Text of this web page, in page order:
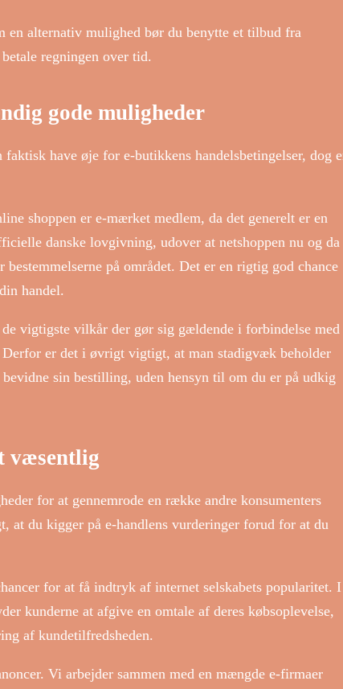
alternativ mulighed bør du benytte et tilbud fra
regningen over tid.
gode muligheder
have øje for e-butikkens handelsbetingelser, dog
shoppen er e-mærket medlem, da det generelt er en
danske lovgivning, udover at netshoppen nu og da
på området. Det er en rigtig god chance
handel.
vigtigste vilkår der gør sig gældende i forbindelse med
er det i øvrigt vigtigt, at man stadigvæk beholder
sin bestilling, uden hensyn til om du er på udkig
væsentlig
for at gennemrode en række andre konsumenters
at du kigger på e-handlens vurderinger forud for at du
for at få indtryk af internet selskabets popularitet. I
kunderne at afgive en omtale af deres købsoplevelse,
af kundetilfredsheden.
Vi arbejder sammen med en mængde e-firmaer